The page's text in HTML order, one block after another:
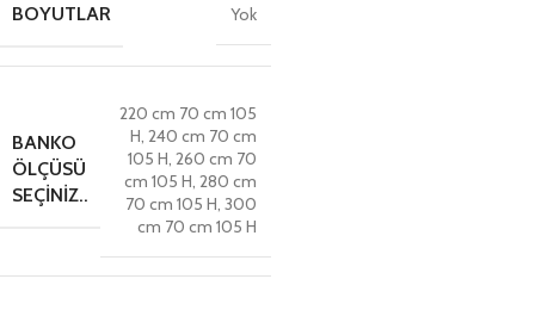
BOYUTLAR Yok
BANKO
ÖLÇÜSÜ
SEÇINIZ..
220 cm 70 cm 105
H 240 cm 70 cm
105 H 260 cm 70
cm 105 H 280 cm
70 cm 105 H 300
cm 70 cm 105 H